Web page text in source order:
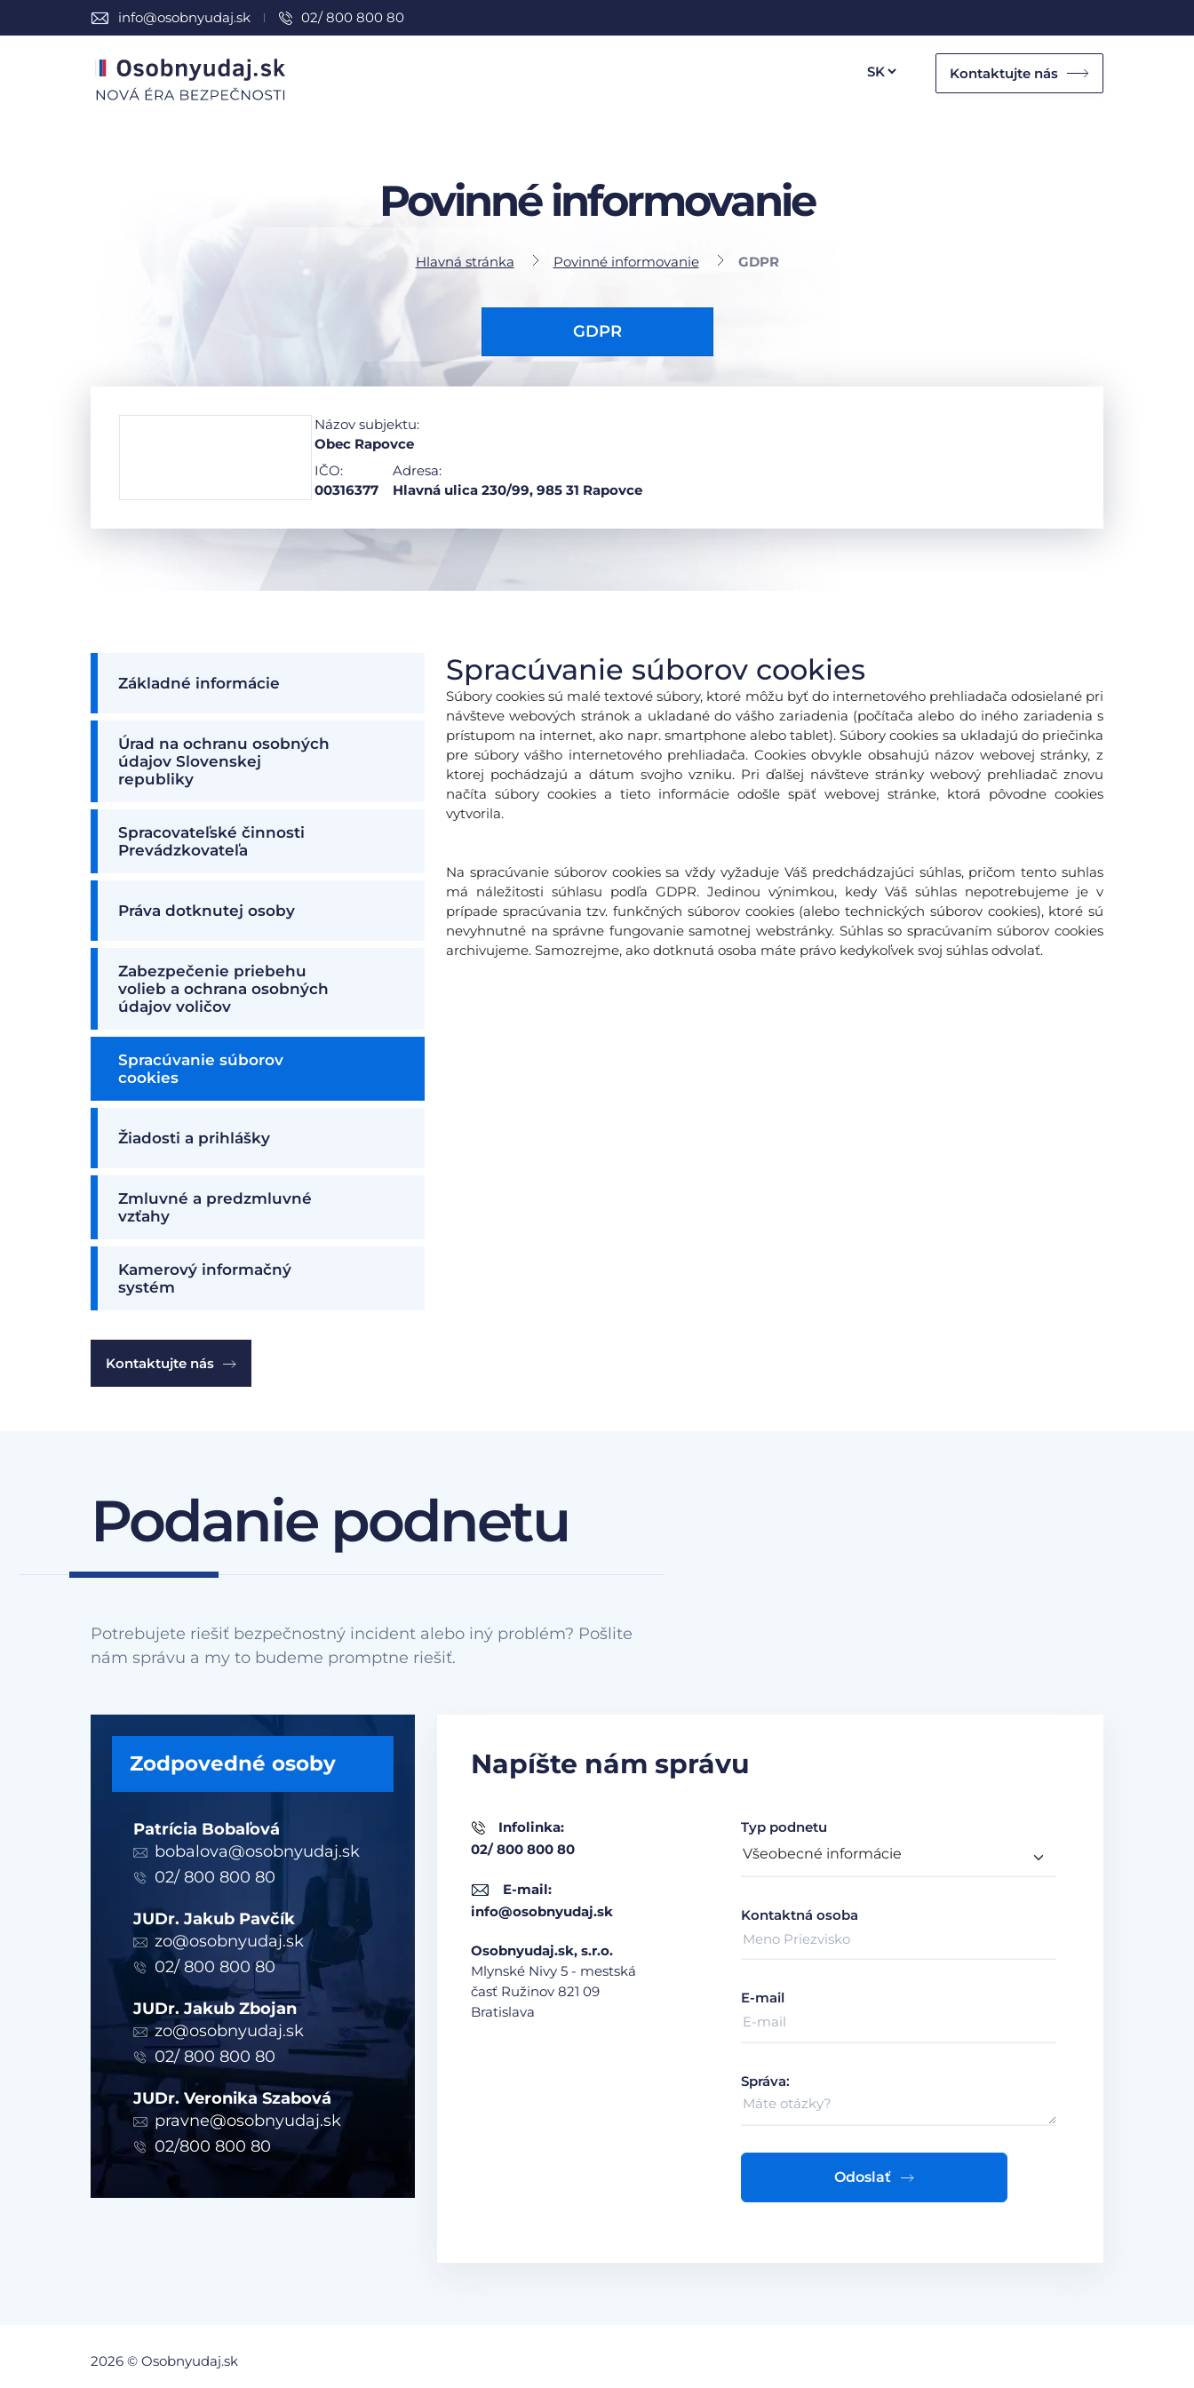
info@osobnyudaj.sk 02/ 800 800 80
Kontaktujte nás
Povinné informovanie
Hlavná stránka Povinné informovanie GDPR
GDPR
Názov subjektu:
Obec Rapovce
IČO:
00316377
Adresa:
Hlavná ulica 230/99, 985 31 Rapovce
Základné informácie
Úrad na ochranu osobných
údajov Slovenskej
republiky
Spracovateľské činnosti
Prevádzkovateľa
Práva dotknutej osoby
Zabezpečenie priebehu
volieb a ochrana osobných
údajov voličov
Spracúvanie súborov
cookies
Žiadosti a prihlášky
Zmluvné a predzmluvné
vzťahy
Kamerový informačný
systém
Kontaktujte nás
Spracúvanie súborov cookies
Súbory cookies sú malé textové súbory, ktoré môžu byť do internetového prehliadača odosielané pri
návšteve webových stránok a ukladané do vášho zariadenia (počítača alebo do iného zariadenia s
prístupom na internet, ako napr. smartphone alebo tablet). Súbory cookies sa ukladajú do priečinka
pre súbory vášho internetového prehliadača. Cookies obvykle obsahujú názov webovej stránky, z
ktorej pochádzajú a dátum svojho vzniku. Pri ďalšej návšteve stránky webový prehliadač znovu
načíta súbory cookies a tieto informácie odošle späť webovej stránke, ktorá pôvodne cookies
vytvorila.
Na spracúvanie súborov cookies sa vždy vyžaduje Váš predchádzajúci súhlas, pričom tento suhlas
má náležitosti súhlasu podľa GDPR. Jedinou výnimkou, kedy Váš súhlas nepotrebujeme je v
prípade spracúvania tzv. funkčných súborov cookies (alebo technických súborov cookies), ktoré sú
nevyhnutné na správne fungovanie samotnej webstránky. Súhlas so spracúvaním súborov cookies
archivujeme. Samozrejme, ako dotknutá osoba máte právo kedykoľvek svoj súhlas odvolať.
Podanie podnetu
Potrebujete riešiť bezpečnostný incident alebo iný problém? Pošlite
Zodpovedné osoby
Patrícia Bobaľová
bobalova@osobnyudaj.sk
02/ 800 800 80
JUDr. Jakub Pavčík
zo@osobnyudaj.sk
02/ 800 800 80
JUDr. Jakub Zbojan
zo@osobnyudaj.sk
02/ 800 800 80
JUDr. Veronika Szabová
pravne@osobnyudaj.sk
02/800 800 80
Napíšte nám správu
Infolinka:
02/ 800 800 80
E-mail:
info@osobnyudaj.sk
Osobnyudaj.sk, s.r.o.
Mlynské Nivy 5 - mestská
časť Ružinov 821 09
Bratislava
Typ podnetu
Kontaktná osoba
E-mail
Správa:
Odoslať
2026 © Osobnyudaj.sk